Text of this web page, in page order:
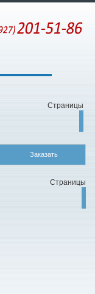
Страницы
Заказать
Страницы